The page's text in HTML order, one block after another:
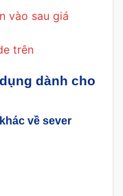
vào sau giá
trên
dành cho
về sever